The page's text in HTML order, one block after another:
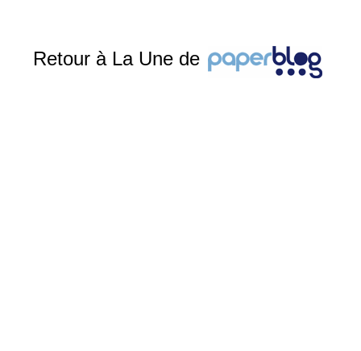
Retour à La Une de